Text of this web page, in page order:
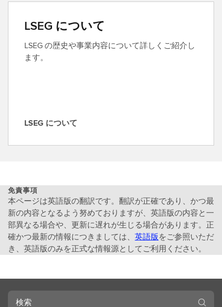
報
見
る
LSEG について
LSEG の歴史や事業内容について詳しくご紹介し
ます。
L
つ
い
て
LSEG について
免責事項
本ページは英語版の翻訳です。翻訳が正確であり、かつ最
新の内容となるよう努めておりますが、英語版の内容と一
部異なる場合や、更新に遅れが生じる場合があります。正
確かつ最新の情報につきましては、 英語版をご参照いただ
き、英語版のみを正式な情報源としてご利用ください。
検